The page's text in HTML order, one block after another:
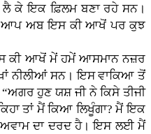
ਕੇ ਇਕ ਫ਼ਿਲਮ ਬਣਾ ਰਹੇ ਸਨ।
ਆਪ ਅਬ ਇਸ ਕੀ ਆਖੋਂ ਪਰ ਕੁਝ
ਕੀ ਆਖੋਂ ਮੇਂ ਹਮੇਂ ਆਸਮਾਨ ਨਜ਼ਰ
ਨੀਲੀਆਂ ਸਨ। ਇਸ ਵਾਕਿਆ ਤੋਂ
ਹੁਣ ਯਸ਼ ਜੀ ਨੇ ਕਿਸੇ ਤੀਜੀ
ਤਾਂ ਮੈਂ ਕਿਆ ਲਿਖੂੰਗਾ? ਮੈਂ ਇਕ
ਦਾ ਦਰਦ ਹੈ। ਇਸ ਲਈ ਮੈਂ